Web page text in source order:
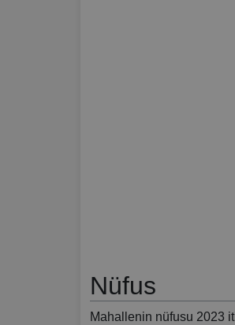
Nüfus
Mahallenin nüfusu 2023